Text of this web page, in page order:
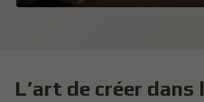
L’art de créer dans